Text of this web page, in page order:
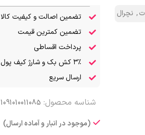
, نچرال
تضمین اصالت و کیفیت کالا
تضمین کمترین قیمت
پرداخت اقساطی
۳٪ کش بک و شارژ کیف پول
ارسال سریع
شناسه محصول: 1091010011085
(موجود در انبار و آماده ارسال)